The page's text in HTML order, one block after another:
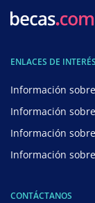
ENLACES DE INTERÉS
Información
Información
Información
Información
CONTÁCTANOS